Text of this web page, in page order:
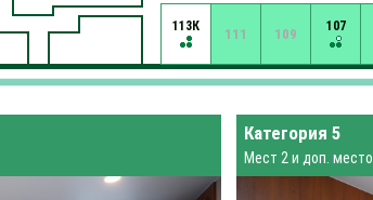
107
109
111
113К
Категория 5
Мест 2 и доп. место